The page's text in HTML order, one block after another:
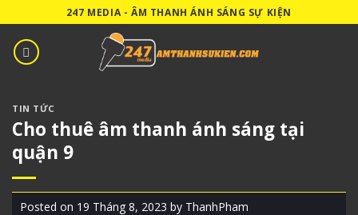
to
content
247 MEDIA - ÂM THANH ÁNH SÁNG SỰ KIỆN
TIN TỨC
Cho thuê âm thanh ánh sáng tại
quận 9
Posted on 19 Tháng 8, 2023 by ThanhPham